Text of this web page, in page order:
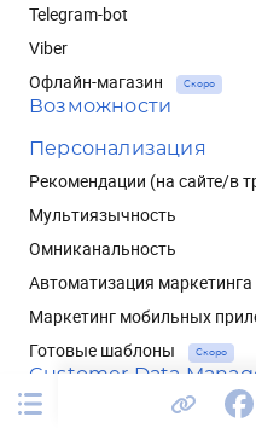
Telegram-bot
Viber
Офлайн-магазин
Скоро
Возможности
Персонализация
Рекомендации (на сайте/в
Мультиязычность
Омниканальность
Автоматизация маркетинга
Маркетинг мобильных
Готовые шаблоны
Скоро
Customer Data
Профиль клиента 360°